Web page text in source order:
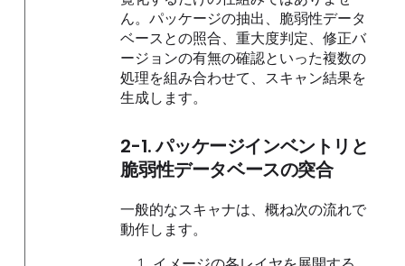
ん。パッケージの抽出、脆弱性データ
ベースとの照合、重大度判定、修正バ
ージョンの有無の確認といった複数の
処理を組み合わせて、スキャン結果を
生成します。
2-1. パッケージインベントリと
脆弱性データベースの突合
一般的なスキャナは、概ね次の流れで
動作します。